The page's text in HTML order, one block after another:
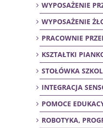
WYPOSAŻENIE
WYPOSAŻENIE
PRACOWNIE
KSZTAŁTKI
STOŁÓWKA
INTEGRACJA
POMOCE
ROBOTYKA,